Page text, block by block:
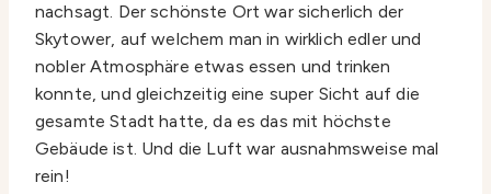
nachsagt. Der schönste Ort war sicherlich der
Skytower, auf welchem man in wirklich edler und
nobler Atmosphäre etwas essen und trinken
konnte, und gleichzeitig eine super Sicht auf die
gesamte Stadt hatte, da es das mit höchste
Gebäude ist. Und die Luft war ausnahmsweise mal
rein!